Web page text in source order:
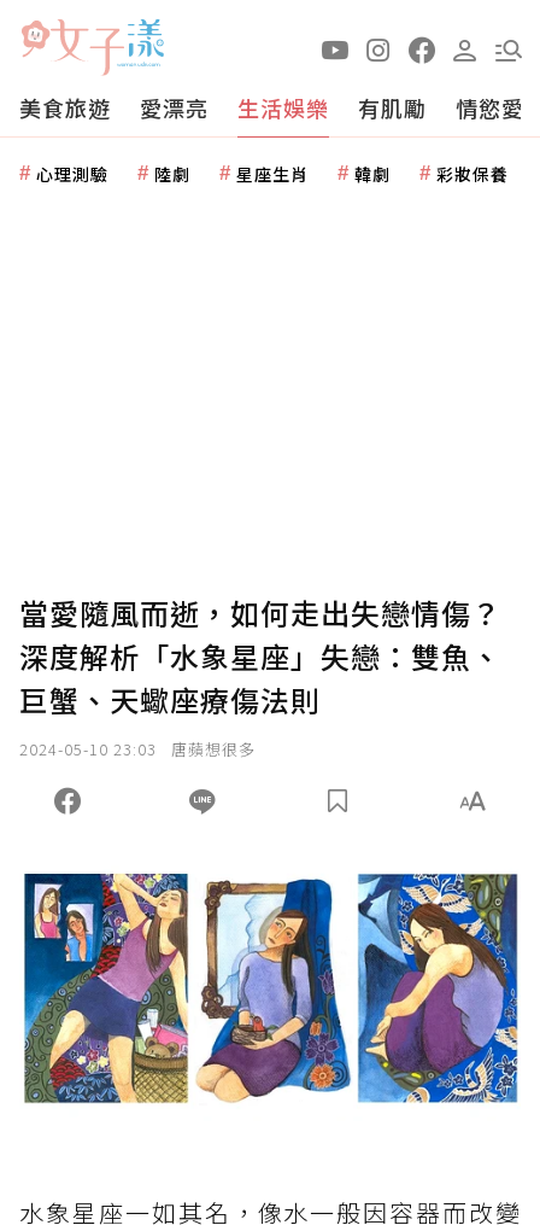
美食旅遊 愛漂亮 生活娛樂 有肌勵 情慾愛
心理測驗 陸劇 星座生肖 韓劇 彩妝保養
當愛隨風而逝，如何走出失戀情傷？
深度解析「水象星座」失戀：雙魚、
巨蟹、天蠍座療傷法則
2024-05-10 23:03 唐蘋想很多
水象星座一如其名，像水一般因容器而改變